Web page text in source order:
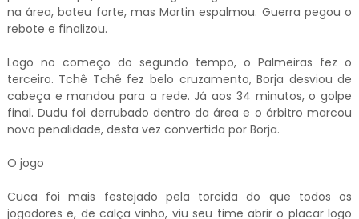
na área, bateu forte, mas Martin espalmou. Guerra pegou o
rebote e finalizou.
Logo no começo do segundo tempo, o Palmeiras fez o
terceiro. Tchê Tchê fez belo cruzamento, Borja desviou de
cabeça e mandou para a rede. Já aos 34 minutos, o golpe
final. Dudu foi derrubado dentro da área e o árbitro marcou
nova penalidade, desta vez convertida por Borja.
O jogo
Cuca foi mais festejado pela torcida do que todos os
jogadores e, de calça vinho, viu seu time abrir o placar logo